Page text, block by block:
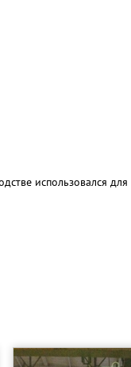
использовался